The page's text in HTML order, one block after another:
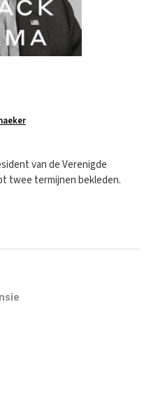
van de Verenigde
twee termijnen bekleden.